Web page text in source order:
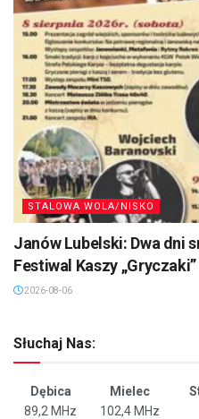
STALOWA WOLA/NISKO
Janów Lubelski: Dwa dni
Festiwal Kaszy „Gryczaki”
2026-08-06
Słuchaj Nas:
Dębica Mielec
89,2 MHz
102,4 MHz